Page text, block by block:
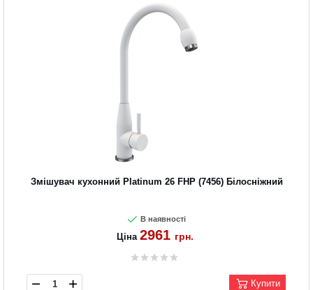
Змішувач кухонний Platinum 26 FHP (7456) Білосніжний
В наявності
Ціна 2961 грн.
Купити